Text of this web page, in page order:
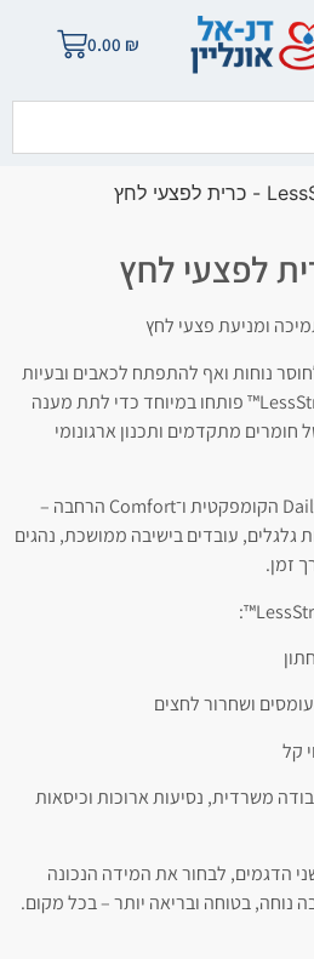
0.00 ₪
נוחות ואף להתפתח לכאבים ובעיות
עור, כמו פצעי לחץ. כריות LessStress™ פותחו במיוחד כדי לתת מענה
מתקדמים ותכנון ארגונומי
הכריות זמינות בשני דגמים – Daily הקומפקטית ו־Comfort הרחבה –
עובדים בישיבה ממושכת, נהגים
זמן.
קל
משרדית, נסיעות ארוכות וכיסאות
הדגמים, לבחור את המידה הנכונה
נוחה, בטוחה ובריאה יותר – בכל מקום.